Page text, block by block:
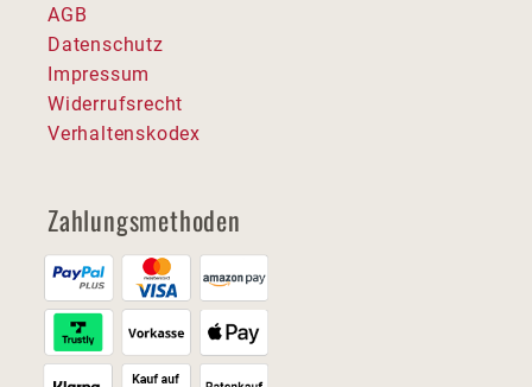
AGB
Datenschutz
Impressum
Widerrufsrecht
Verhaltenskodex
Zahlungsmethoden